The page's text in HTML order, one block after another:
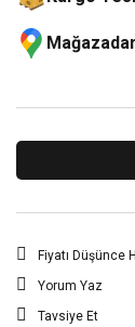
Fiyatı Düşünce
Yorum Yaz
Tavsiye Et